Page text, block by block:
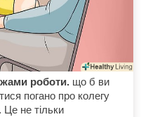
роботи. що б ви
погано про колегу
Це не тільки